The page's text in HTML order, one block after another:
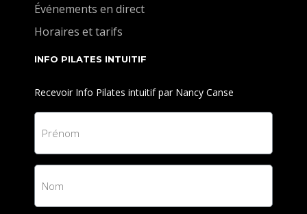
Événements en direct
Horaires et tarifs
INFO PILATES INTUITIF
Recevoir Info Pilates intuitif par Nancy Canse